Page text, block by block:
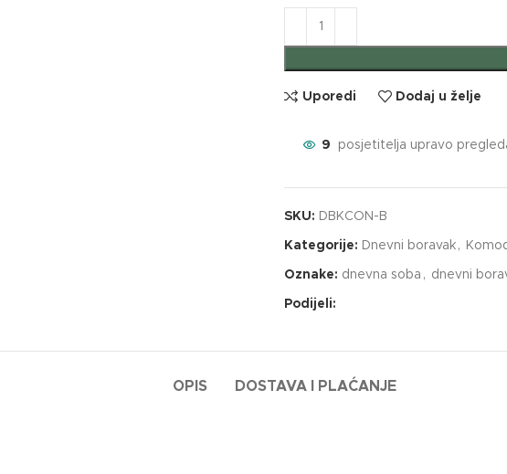
Uporedi Dodaj u želje
9 posjetitelja upravo
SKU: DBKCON-B
Kategorije: Dnevni boravak ,
Oznake: dnevna soba , dnevni
Podijeli:
OPIS DOSTAVA I PLAĆANJE